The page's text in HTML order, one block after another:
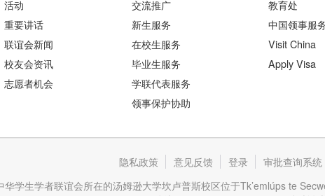
活动
重要讲话
联谊会新闻
校友会资讯
志愿者机会
交流推广
新生服务
在校生服务
毕业生服务
学联代表服务
领事保护协助
教育处
中国领事服
Visit China
Apply Visa
隐私政策 意见反馈 登录 审批查询系统
华学生学者联谊会所在的汤姆逊大学坎卢普斯校区位于Tk’emlúps te